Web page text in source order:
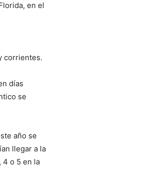
en el
corrientes.
días
se
año se
llegar a la
4 o 5 en la